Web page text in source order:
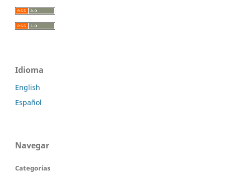
Idioma
English
Español
Navegar
Categorías